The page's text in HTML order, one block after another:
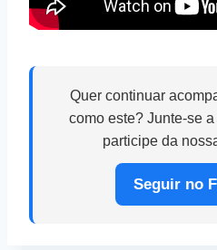
Quer continuar
como este? Junte-se
participe da
Seguir no